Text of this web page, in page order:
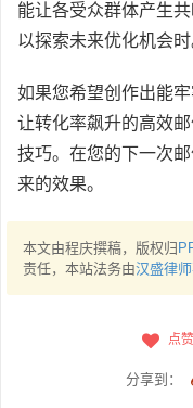
能让各受众群体产生
以探索未来优化机会时
如果您希望创作出能
让转化率飙升的高效
技巧。在您的下一次
来的效果。
本文由程庆撰稿，版权归
责任，本站法务由汉盛律
点赞
分享到：